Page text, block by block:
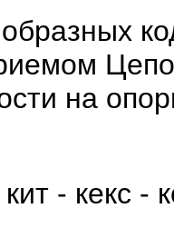
на
- кекс -